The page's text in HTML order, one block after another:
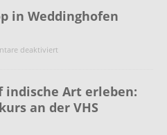
in Weddinghofen
deaktiviert
Art erleben:
an der VHS